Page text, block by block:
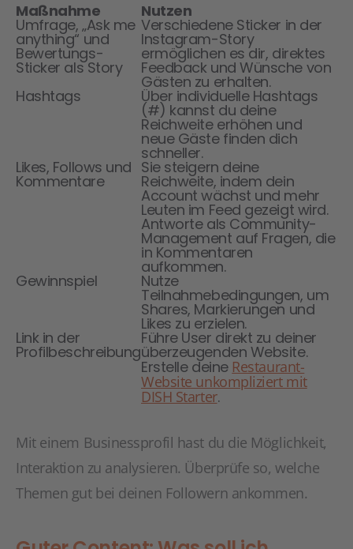
Maßnahme Nutzen
Umfrage, „Ask me
anything“ und
Bewertungs-
Sticker als Story
Verschiedene Sticker in der
Instagram-Story
ermöglichen es dir, direktes
Feedback und Wünsche von
Gästen zu erhalten.
Hashtags Über individuelle Hashtags
(#) kannst du deine
Reichweite erhöhen und
neue Gäste finden dich
schneller.
Likes, Follows und
Kommentare
Sie steigern deine
Reichweite, indem dein
Account wächst und mehr
Leuten im Feed gezeigt wird.
Antworte als Community-
Management auf Fragen, die
in Kommentaren
aufkommen.
Gewinnspiel Nutze
Teilnahmebedingungen, um
Shares, Markierungen und
Likes zu erzielen.
Link in der
Profilbeschreibung
Führe User direkt zu deiner
überzeugenden Website.
Erstelle deine Restaurant-
Website unkompliziert mit
DISH Starter.
Mit einem Businessprofil hast du die Möglichkeit,
Interaktion zu analysieren. Überprüfe so, welche
Themen gut bei deinen Followern ankommen.